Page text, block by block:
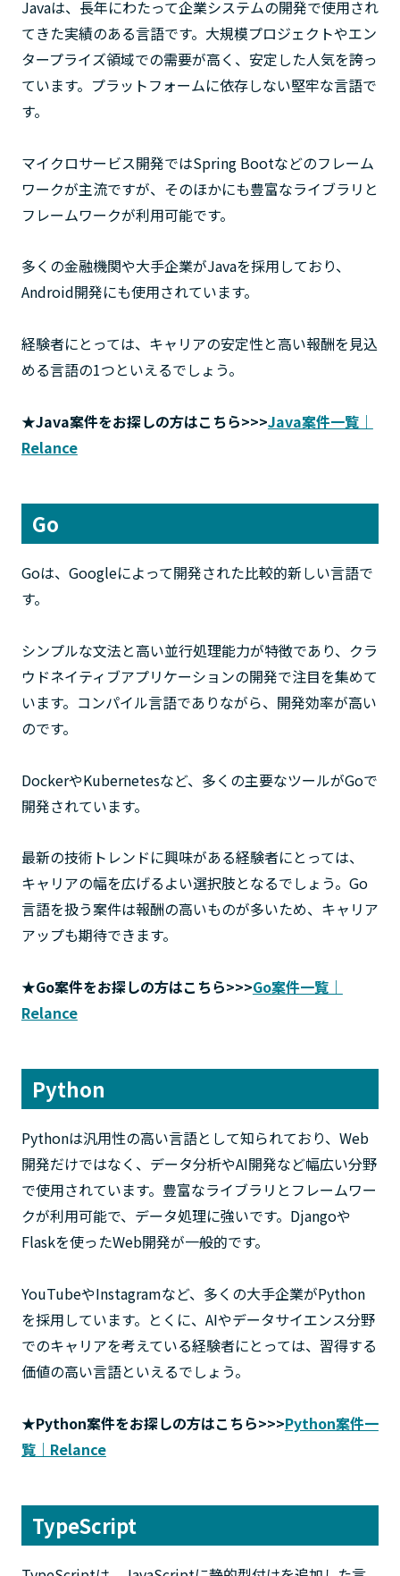
Javaは、長年にわたって企業システムの開発で使用され
てきた実績のある言語です。大規模プロジェクトやエン
タープライズ領域での需要が高く、安定した人気を誇っ
ています。プラットフォームに依存しない堅牢な言語で
す。
マイクロサービス開発ではSpring Bootなどのフレーム
ワークが主流ですが、そのほかにも豊富なライブラリと
フレームワークが利用可能です。
多くの金融機関や大手企業がJavaを採用しており、
Android開発にも使用されています。
経験者にとっては、キャリアの安定性と高い報酬を見込
める言語の1つといえるでしょう。
★Java案件をお探しの方はこちら>>>Java案件一覧｜
Relance
Go
Goは、Googleによって開発された比較的新しい言語で
す。
シンプルな文法と高い並行処理能力が特徴であり、クラ
ウドネイティブアプリケーションの開発で注目を集めて
います。コンパイル言語でありながら、開発効率が高い
のです。
DockerやKubernetesなど、多くの主要なツールがGoで
開発されています。
最新の技術トレンドに興味がある経験者にとっては、
キャリアの幅を広げるよい選択肢となるでしょう。Go
言語を扱う案件は報酬の高いものが多いため、キャリア
アップも期待できます。
★Go案件をお探しの方はこちら>>>Go案件一覧｜
Relance
Python
Pythonは汎用性の高い言語として知られており、Web
開発だけではなく、データ分析やAI開発など幅広い分野
で使用されています。豊富なライブラリとフレームワー
クが利用可能で、データ処理に強いです。Djangoや
Flaskを使ったWeb開発が一般的です。
YouTubeやInstagramなど、多くの大手企業がPython
を採用しています。とくに、AIやデータサイエンス分野
でのキャリアを考えている経験者にとっては、習得する
価値の高い言語といえるでしょう。
★Python案件をお探しの方はこちら>>>Python案件一
覧｜Relance
TypeScript